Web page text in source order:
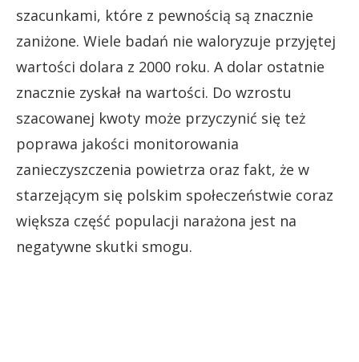
szacunkami, które z pewnością są znacznie
zaniżone. Wiele badań nie waloryzuje przyjętej
wartości dolara z 2000 roku. A dolar ostatnie
znacznie zyskał na wartości. Do wzrostu
szacowanej kwoty może przyczynić się też
poprawa jakości monitorowania
zanieczyszczenia powietrza oraz fakt, że w
starzejącym się polskim społeczeństwie coraz
większa część populacji narażona jest na
negatywne skutki smogu.